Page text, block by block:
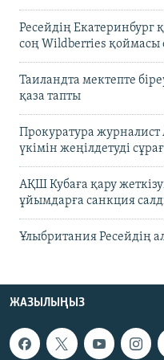
Ресейдің
соң Wildberries қоймасы
Таиландта мектепте
қаза тапты
Прокуратура
үкімін жеңілдетуді
АҚШ Кубаға қару
ұйымдарға санкция
Ұлыбритания Ресейдің
ЖАЗЫЛЫҢЫЗ